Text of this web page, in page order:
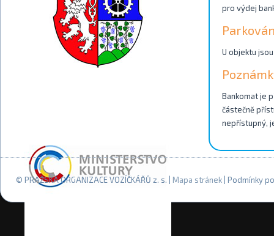
pro výdej
U objektu
Bankomat je
částečně
nepřístupný,
© PRAŽSKÁ ORGANIZACE VOZÍČKÁŘŮ z. s. | Mapa stránek | Podmínky